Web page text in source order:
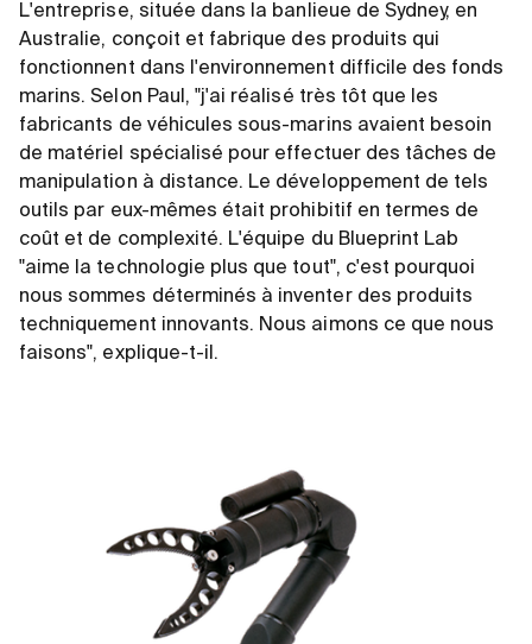
L'entreprise, située dans la banlieue de Sydney, en
Australie, conçoit et fabrique des produits qui
fonctionnent dans l'environnement difficile des fonds
marins. Selon Paul, "j'ai réalisé très tôt que les
fabricants de véhicules sous-marins avaient besoin
de matériel spécialisé pour effectuer des tâches de
manipulation à distance. Le développement de tels
outils par eux-mêmes était prohibitif en termes de
coût et de complexité. L'équipe du Blueprint Lab
"aime la technologie plus que tout", c'est pourquoi
nous sommes déterminés à inventer des produits
techniquement innovants. Nous aimons ce que nous
faisons", explique-t-il.